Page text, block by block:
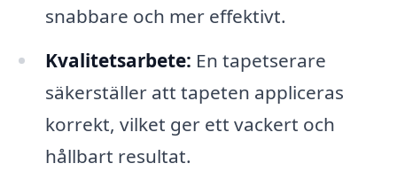
snabbare och mer effektivt.
Kvalitetsarbete: En tapetserare
säkerställer att tapeten appliceras
korrekt, vilket ger ett vackert och
hållbart resultat.